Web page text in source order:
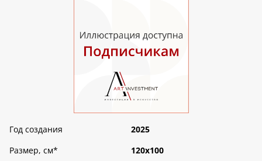
Год создания
2025
Размер, см*
120х100